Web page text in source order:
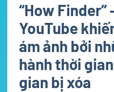
“How Finder”
YouTube
ám ảnh bởi
hành thời
gian bị xóa